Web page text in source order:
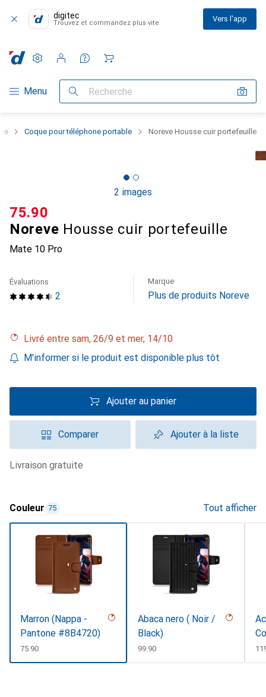
digitec
Trouvez et commandez plus vite Vers l'app
Navigation par catégorie
Menu Recherche
Paramètres
Compte client
Listes de comparaison
Listes d'envies
Panier
Coque pour téléphone portable Noreve Housse cuir portefeuille
2 images
Noreve Housse cuir portefeuille
Mate 10 Pro
CHF
75.90
2
Évaluations Marque
Plus de produits Noreve
Livré entre sam, 26/9 et mer, 14/10
M'informer si le produit est disponible plus tôt
Ajouter au panier
Comparer Ajouter à la liste
livraison gratuite
Couleur 75 Tout afficher
Marron (Nappa -
Pantone #8B4720)
CHF
75.90
Abaca nero ( Noir /
Black)
CHF
99.90